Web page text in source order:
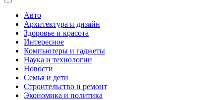
Авто
Архитектура и дизайн
Здоровье и красота
Интересное
Компьютеры и гаджеты
Наука и технологии
Новости
Семья и дети
Строительство и ремонт
Экономика и политика